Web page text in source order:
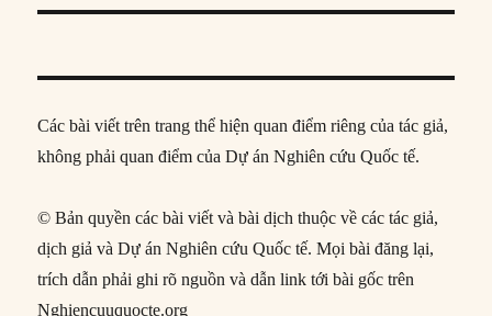
Các bài viết trên trang thể hiện quan điểm riêng của tác giả,
không phải quan điểm của Dự án Nghiên cứu Quốc tế.
© Bản quyền các bài viết và bài dịch thuộc về các tác giả,
dịch giả và Dự án Nghiên cứu Quốc tế. Mọi bài đăng lại,
trích dẫn phải ghi rõ nguồn và dẫn link tới bài gốc trên
Nghiencuuquocte.org